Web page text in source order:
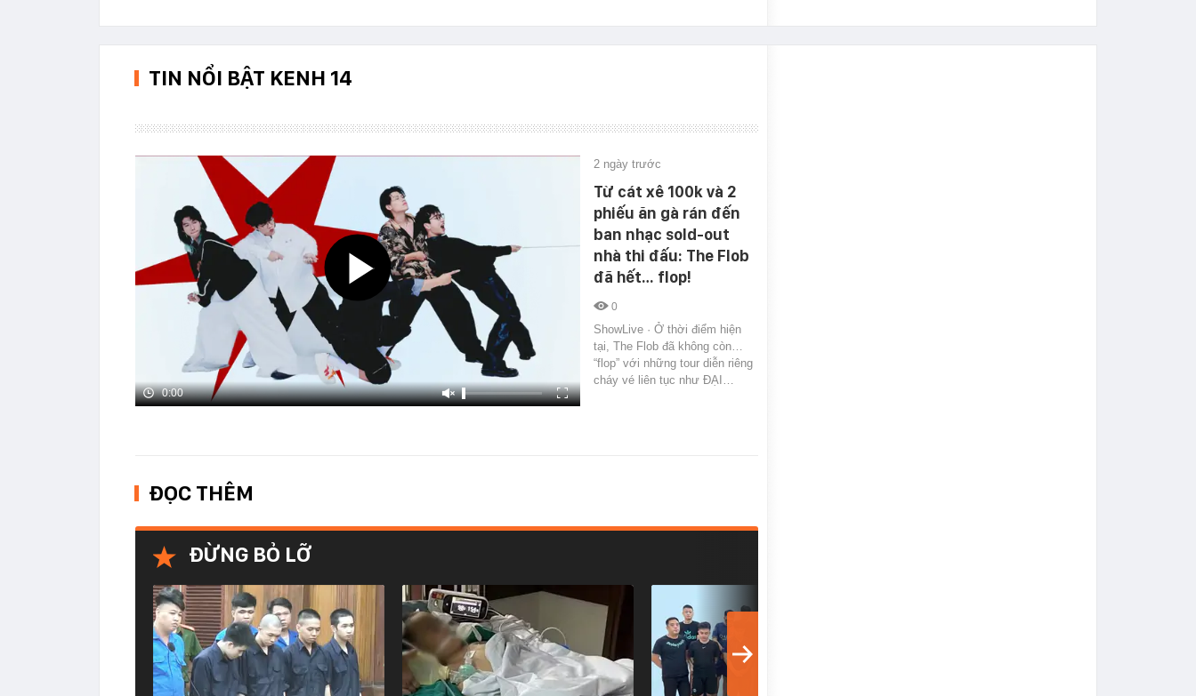
TIN NỔI BẬT KENH 14
0:00
2 ngày trước
Từ cát xê 100k và 2
phiếu ăn gà rán đến
ban nhạc sold-out
nhà thi đấu: The Flob
đã hết… flop!
0
ShowLive · Ở thời điểm hiện
tại, The Flob đã không còn…
“flop” với những tour diễn riêng
cháy vé liên tục như ĐẠI…
ĐỌC THÊM
ĐỪNG BỎ LỠ